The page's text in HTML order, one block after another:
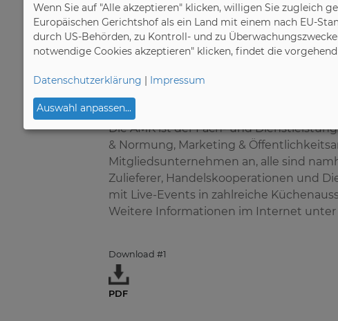
Pressekontakt:
Arbeitsgemeinschaft Die Moderne Küche
Harrlachweg 4, 68163 Mannheim
E-Mail: info@amk.de
Die AMK ist der Fach- und
& Normung, Marketing &
Mitgliedsunternehmen an, alle sind
Zulieferer, Handelskooperationen und
mit Live-Events in zahlreiche
Weitere Informationen im Internet unter
Download #1
PDF
Wenn Sie auf "Alle akzeptieren" klicken, willigen Sie zugleich
Europäischen Gerichtshof als ein Land mit einem nach EU-
durch US-Behörden, zu Kontroll- und zu
notwendige Cookies akzeptieren" klicken, findet die
Datenschutzerklärung | Impressum
Auswahl anpassen...